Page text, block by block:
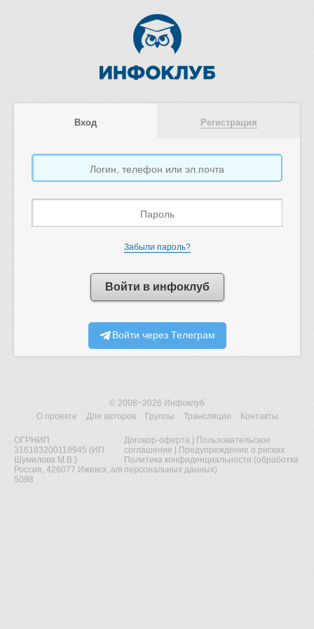
Вход Регистрация
Забыли пароль?
Войти в инфоклуб
Войти через Телеграм
© 2008−2026 Инфоклуб
О проекте
Для авторов Группы Трансляции Контакты
ОГРНИП
316183200118945 (ИП
Шумилова М.В.)
Россия, 426077 Ижевск, а/я
5098
Договор-оферта
Пользовательское
соглашение
Предупреждение о рисках
Политика конфиденциальности (обработка
персональных данных)